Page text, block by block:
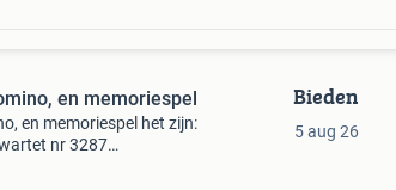
en memoriespel
en memoriespel het zijn:
nr 3287
Bieden
5 aug 26